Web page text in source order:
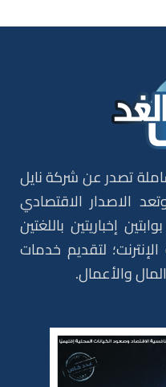
تصدر عن شركة نايل
الاصدار الاقتصادي
إخباريتين باللغتين
لتقديم خدمات
والأعمال.